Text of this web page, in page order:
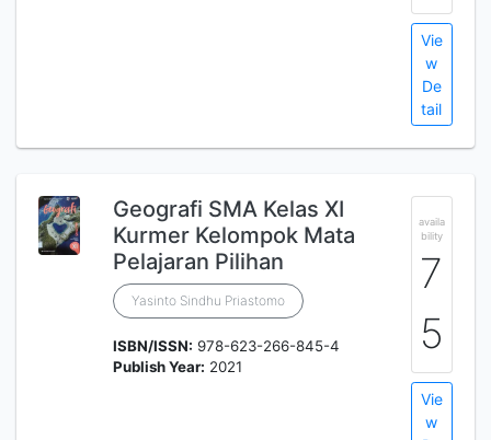
Vie
w
De
tail
Geografi SMA Kelas XI
Kurmer Kelompok Mata
Pelajaran Pilihan
Yasinto Sindhu Priastomo
ISBN/ISSN: 978-623-266-845-4
Publish Year: 2021
availa
bility
7
5
Vie
w